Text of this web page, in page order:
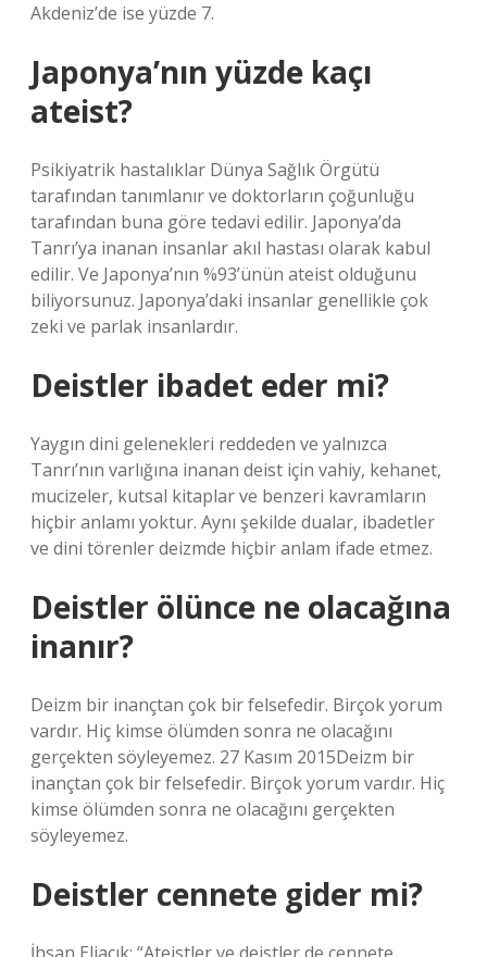
Akdeniz’de ise yüzde 7.
Japonya’nın yüzde kaçı
ateist?
Psikiyatrik hastalıklar Dünya Sağlık Örgütü
tarafından tanımlanır ve doktorların çoğunluğu
tarafından buna göre tedavi edilir. Japonya’da
Tanrı’ya inanan insanlar akıl hastası olarak kabul
edilir. Ve Japonya’nın %93’ünün ateist olduğunu
biliyorsunuz. Japonya’daki insanlar genellikle çok
zeki ve parlak insanlardır.
Deistler ibadet eder mi?
Yaygın dini gelenekleri reddeden ve yalnızca
Tanrı’nın varlığına inanan deist için vahiy, kehanet,
mucizeler, kutsal kitaplar ve benzeri kavramların
hiçbir anlamı yoktur. Aynı şekilde dualar, ibadetler
ve dini törenler deizmde hiçbir anlam ifade etmez.
Deistler ölünce ne olacağına
inanır?
Deizm bir inançtan çok bir felsefedir. Birçok yorum
vardır. Hiç kimse ölümden sonra ne olacağını
gerçekten söyleyemez. 27 Kasım 2015Deizm bir
inançtan çok bir felsefedir. Birçok yorum vardır. Hiç
kimse ölümden sonra ne olacağını gerçekten
söyleyemez.
Deistler cennete gider mi?